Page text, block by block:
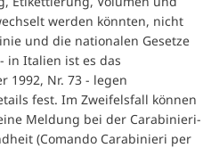
werden könnten, nicht
und die nationalen Gesetze
in Italien ist es das
1992, Nr. 73 - legen
fest. Im Zweifelsfall können
Meldung bei der Carabinieri-
(Comando Carabinieri per